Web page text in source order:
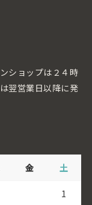
ショップは２４時
翌営業日以降に発
金 土
1